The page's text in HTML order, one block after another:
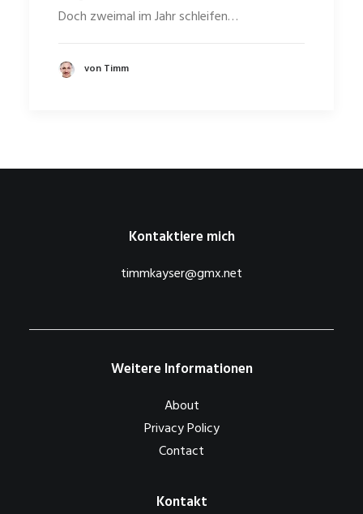
Doch zweimal im Jahr schleifen…
von Timm
Kontaktiere mich
timmkayser@gmx.net
Weitere Informationen
About
Privacy Policy
Contact
Kontakt